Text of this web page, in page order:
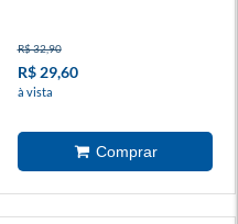
R$ 32,90
R$ 29,60
à vista